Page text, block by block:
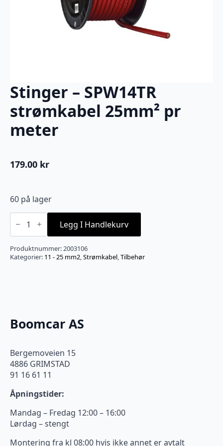
Stinger – SPW14TR
strømkabel 25mm² pr
meter
179.00 kr
60 på lager
Stinger
strømkabel
25mm²
pr
meter
Legg I Handlekurv
Produktnummer:2003106
Kategorier: 11 - 25 mm2,Strømkabel,Tilbehør
Boomcar AS
Bergemoveien 15
4886 GRIMSTAD
91 16 61 11
Åpningstider:
Mandag – Fredag 12:00 – 16:00
Lørdag – stengt
Montering fra kl 08:00 hvis ikke annet er avtalt